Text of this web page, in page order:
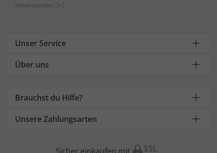
einverstanden. [+]
Unser Service
Über uns
Brauchst du Hilfe?
Unsere Zahlungsarten